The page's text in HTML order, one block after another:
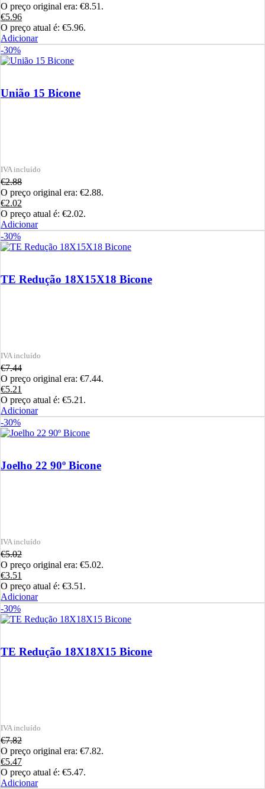
O preço original era: €8.51.
€5.96
O preço atual é: €5.96.
Adicionar
-30%
União 15 Bicone
€2.88
O preço original era: €2.88.
€2.02
O preço atual é: €2.02.
Adicionar
-30%
TE Redução 18X15X18 Bicone
€7.44
O preço original era: €7.44.
€5.21
O preço atual é: €5.21.
Adicionar
-30%
Joelho 22 90º Bicone
€5.02
O preço original era: €5.02.
€3.51
O preço atual é: €3.51.
Adicionar
-30%
TE Redução 18X18X15 Bicone
€7.82
O preço original era: €7.82.
€5.47
O preço atual é: €5.47.
Adicionar